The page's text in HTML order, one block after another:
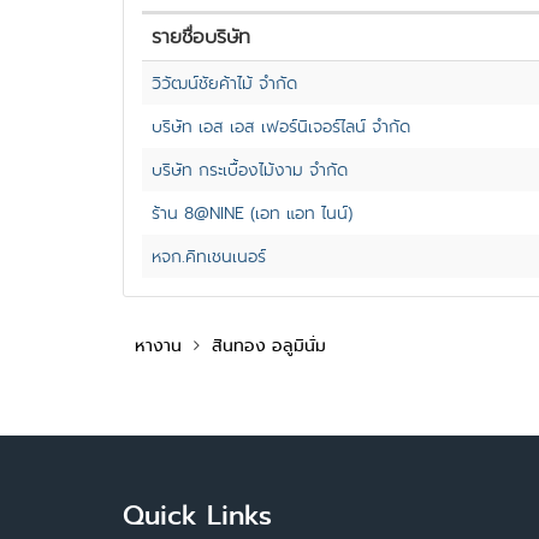
รายชื่อบริษัท
วิวัฒน์ชัยค้าไม้ จำกัด
บริษัท เอส เอส เฟอร์นิเจอร์ไลน์ จำกัด
บริษัท กระเบื้องไม้งาม จำกัด
ร้าน 8@NINE (เอท แอท ไนน์)
หจก.คิทเชนเนอร์
หางาน สินทอง อลูมินั่ม
Quick Links